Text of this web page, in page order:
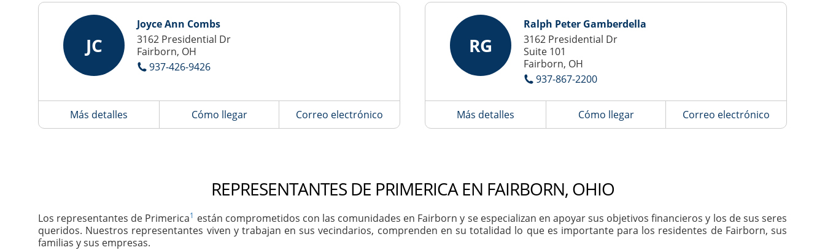
JC
Joyce Ann Combs
3162 Presidential Dr
Fairborn, OH
937-426-9426
Más detalles Cómo llegar Correo electrónico
RG
Ralph Peter Gamberdella
3162 Presidential Dr
Suite 101
Fairborn, OH
937-867-2200
Más detalles Cómo llegar Correo electrónico
REPRESENTANTES DE PRIMERICA EN FAIRBORN, OHIO
Los representantes de Primerica1 están comprometidos con las comunidades en Fairborn y se especializan en apoyar sus objetivos financieros y los de sus seres
queridos. Nuestros representantes viven y trabajan en sus vecindarios, comprenden en su totalidad lo que es importante para los residentes de Fairborn, sus
familias y sus empresas.